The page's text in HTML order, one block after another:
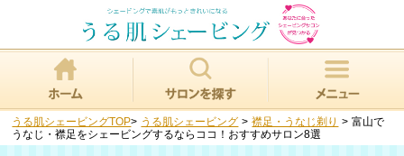
うる肌シェービングTOP> うる肌シェービング >襟足・うなじ剃り >富山で
うなじ・襟足をシェービングするならココ！おすすめサロン8選